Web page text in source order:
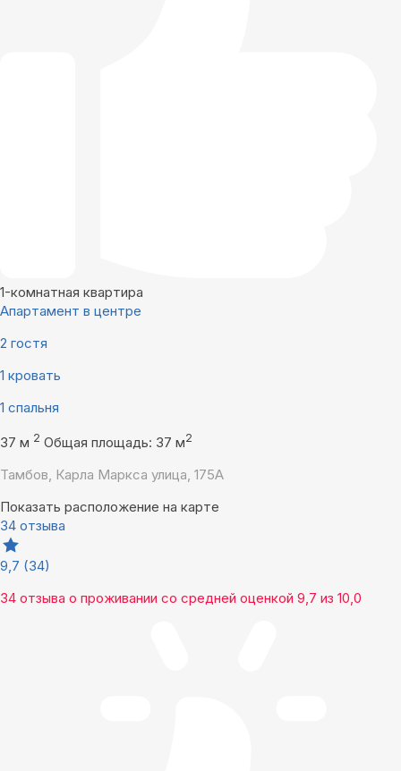
1-комнатная квартира
Апартамент в центре
2 гостя
1 кровать
1 спальня
37 м 2 Общая площадь: 37 м2
Тамбов, Карла Маркса улица, 175А
Показать расположение на карте
34 отзыва
9,7 (34)
34 отзыва о проживании со средней оценкой 9,7 из 10,0